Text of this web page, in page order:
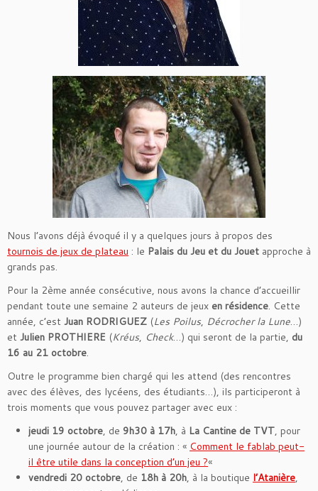
Nous l’avons déjà évoqué il y a quelques jours à propos des
tournois de jeux de plateau : le Palais du Jeu et du Jouet approche à
grands pas.
Pour la 2ème année consécutive, nous avons la chance d’accueillir
pendant toute une semaine 2 auteurs de jeux en résidence. Cette
année, c’est Juan RODRIGUEZ (Les Poilus, Décrocher la Lune…)
et Julien PROTHIERE (Kréus, Check…) qui seront de la partie, du
16 au 21 octobre.
Outre le programme bien chargé qui les attend (des rencontres
avec des élèves, des lycéens, des étudiants…), ils participeront à
trois moments que vous pouvez partager avec eux :
jeudi 19 octobre, de 9h30 à 17h, à La Cantine de TVT, pour
une journée autour de la création : « Comment le fablab peut-
il être utile dans la conception d’un jeu ?«
vendredi 20 octobre, de 18h à 20h, à la boutique l’Atanière,